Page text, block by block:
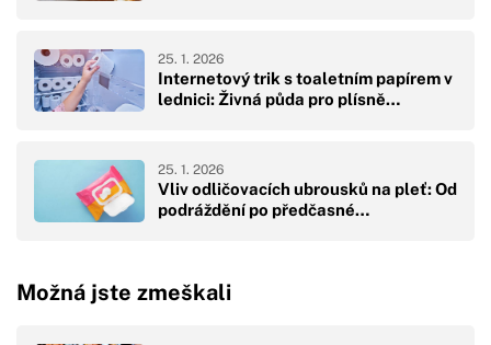
Internetový trik s toaletním papírem v
lednici: Živná půda pro plísně…
25. 1. 2026
Vliv odličovacích ubrousků na pleť: Od
podráždění po předčasné…
25. 1. 2026
Možná jste zmeškali